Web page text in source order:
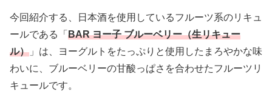
今回紹介する、日本酒を使用しているフルーツ系のリキュ
ールである「 BAR ヨー子 ブルーベリー（生リキュー
ル） 」は、ヨーグルトをたっぷりと使用したまろやかな味
わいに、ブルーベリーの甘酸っぱさを合わせたフルーツリ
キュールです。